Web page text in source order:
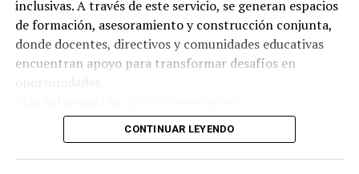
inclusivas. A través de este servicio, se generan espacios
de formación, asesoramiento y construcción conjunta,
donde docentes, directivos y comunidades educativas
encuentran apoyo para transformar desafíos en
CONTINUAR LEYENDO